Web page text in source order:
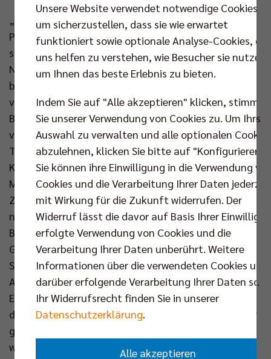
„Andrea ist so etwas wie der Jürgen Klopp oder der
Pep Guardiola des internationalen Volleyballs“,
schwärmte BR Volleys Geschäftsführer Kaweh
Niroomand bei der Präsentation des Italieners, „ich
bin ein Stück weit stolz auf unsere Arbeit der
vergangenen Jahre, dass so ein Coach den Weg nach
Berlin findet.“ In der zurückliegenden Saison hatte es
viel Unruhe durch die personellen Wechsel auf der
Trainerbank gegeben. „Daraus haben wir die
Konsequenzen gezogen und auch einen Großteil der
Mannschaft ausgetauscht“, so Niroomand weiter.
Zum Umbruch gehört, dass Alexandre Leal ebenfalls
nicht in die Hauptstadt zurückkehren wird. Der
Brasilianer verließ die BR Volleys aus privaten
Gründen während der Playoffs. Nun zieht man einen
Schlussstrich unter drei erfolgreiche Jahre. Andrea
Anastasi darf seinen eigenen Stab zusammenstellen.
Er hat dabei das volle Vertrauen Niroomands. „Für
den Neubeginn war mir wichtig, jemand zu holen, der
große Erfahrung und Autorität hat, dem niemand
was erzählen kann“, sagte er im Firmencenter der
Unsere Website verwendet notwendige Cookies,
um sicherzustellen, dass sie wie erwartet
funktioniert sowie optionale Analyse-Cookies, die
uns helfen zu verstehen, wie Besucher sie nutzen,
um Ihnen das beste Erlebnis zu bieten.
Indem Sie auf "Alle akzeptieren" klicken, stimmen
Sie unserer Verwendung von Cookies zu. Um Ihre
Auswahl zu verwalten und alle optionalen Cookies
abzulehnen, klicken Sie bitte auf "Konfigurieren".
Sie können ihre Einwilligung in die Verwendung
Cookies und die Verarbeitung Ihrer Daten
mit Wirkung für die Zukunft widerrufen. Der
Widerruf lässt die davor auf Basis Ihrer
erfolgte Verwendung von Cookies und die
Verarbeitung Ihrer Daten unberührt. Weitere
Informationen über die verwendeten Cookies und
darüber erfolgende Verarbeitung Ihrer Daten
Ihr Widerrufsrecht finden Sie in unserer
Datenschutzerklärung.
Alle akzeptieren